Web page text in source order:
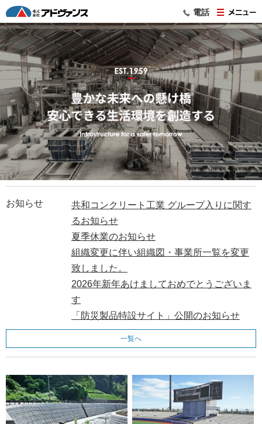
電話
お知らせ
共和コンクリート工業 グループ入りに関す
るお知らせ
夏季休業のお知らせ
組織変更に伴い組織図・事業所一覧を変更
致しました。
2026年新年あけましておめでとうございま
す
「防災製品特設サイト」公開のお知らせ
一覧へ